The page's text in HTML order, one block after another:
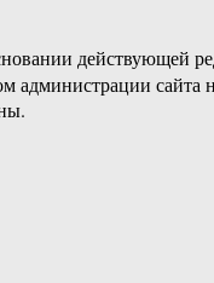
действующей
администрации